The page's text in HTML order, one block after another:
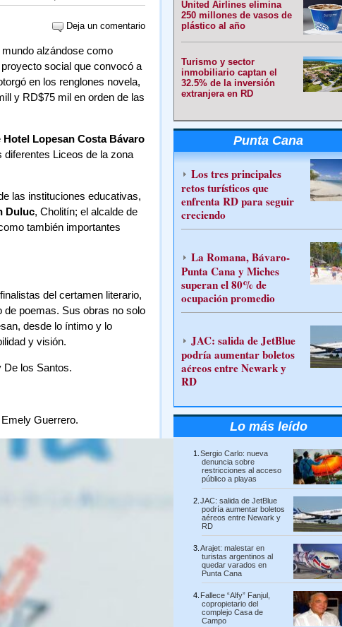
Deja un comentario
alzándose como
social que convocó a
en los renglones novela,
y RD$75 mil en orden de las
Hotel Lopesan Costa Bávaro
Liceos de la zona
las instituciones educativas,
Duluc, Cholitín; el alcalde de
también importantes
del certamen literario,
de poemas. Sus obras no solo
desde lo íntimo y lo
y visión.
De los Santos.
Guerrero.
United Airlines elimina
250 millones de vasos de
plástico al año
Turismo y sector
inmobiliario captan el
32.5% de la inversión
extranjera en RD
Punta Cana
Los tres principales
retos turísticos que
enfrenta RD para seguir
creciendo
La Romana, Bávaro-
Punta Cana y Miches
superan el 80% de
ocupación promedio
JAC: salida de JetBlue
podría aumentar boletos
aéreos entre Newark y
RD
Lo más leído
Sergio Carlo: nueva
denuncia sobre
restricciones al acceso
público a playas
JAC: salida de JetBlue
podría aumentar boletos
aéreos entre Newark y
RD
Arajet: malestar en
turistas argentinos al
quedar varados en
Punta Cana
Fallece “Alfy” Fanjul,
copropietario del
complejo Casa de
Campo